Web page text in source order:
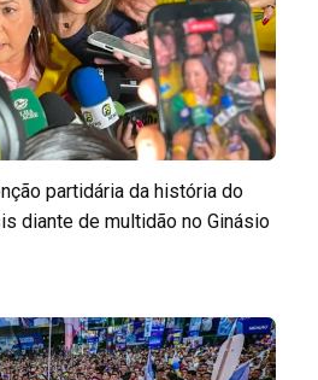
partidária da história do
diante de multidão no Ginásio